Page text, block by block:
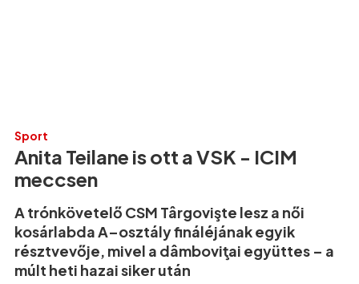
Sport
Anita Teilane is ott a VSK - ICIM
meccsen
A trónkövetelő CSM Târgovişte lesz a női
kosárlabda A–osztály fináléjának egyik
résztvevője, mivel a dâmboviţai együttes – a
múlt heti hazai siker után